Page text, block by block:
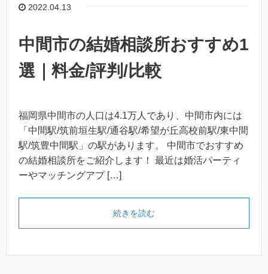
2022.04.13
中間市の結婚相談所おすすめ1
選｜料金/評判/比較
福岡県中間市の人口は4.1万人であり、中間市内には
「中間駅/筑前垣生駅/通谷駅/希望が丘高校前駅/東中間
駅/筑豊中間駅」の駅があります。 中間市でおすすめ
の結婚相談所をご紹介します！ 最近は婚活パーティ
ーやマッチングアプ […]
続きを読む